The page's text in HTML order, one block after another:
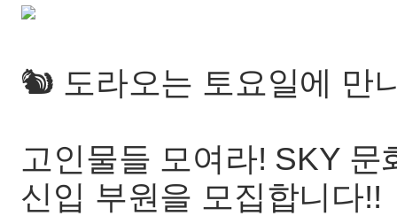
🐿️ 도라오는 토요일에 만
고인물들 모여라! SKY 문
신입 부원을 모집합니다!!